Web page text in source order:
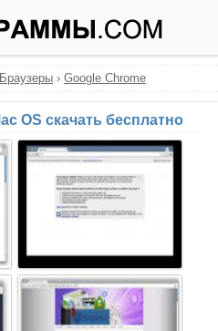
Браузеры › Google Chrome
OS скачать бесплатно